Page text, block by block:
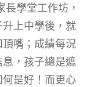
學堂工作坊，
上中學後，就
嘴；成績每況
，孩子總是遮
是好！而更心